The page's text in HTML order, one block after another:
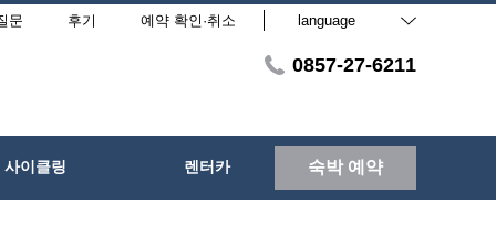
문 후기 예약 확인·취소 language
0857-27-6211
사이클링 렌터카 숙박 예약